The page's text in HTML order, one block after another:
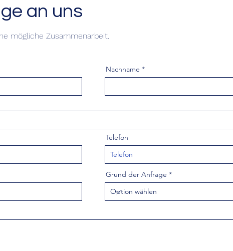
an uns
mögliche Zusammenarbeit.
Nachname
Telefon
Grund der Anfrage